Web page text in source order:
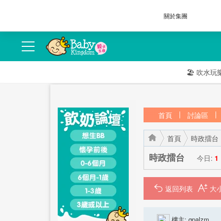
關於集團
🏖️ 吹水玩
首頁 討論區
首頁
›
時政擂台
時政擂台 今日: 1
返回列表